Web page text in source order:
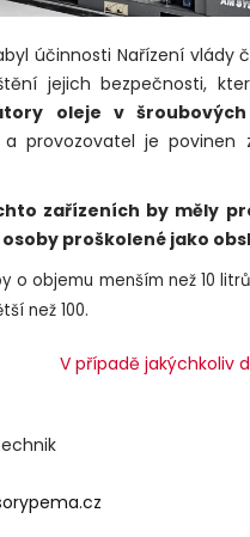
účinnosti Nařízení
jejich bezpečnosti,
oleje v
provozovatel je povinen
zařízeních by měly
proškolené jako
o objemu menším než 10
než 100.
V případě jakýchkoliv